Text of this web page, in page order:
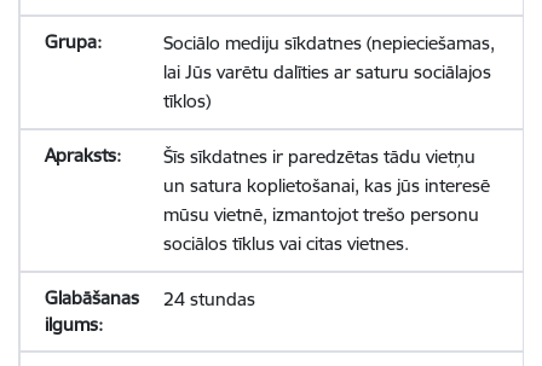
Sociālo mediju sīkdatnes (nepieciešamas,
lai Jūs varētu dalīties ar saturu sociālajos
tīklos)
Šīs sīkdatnes ir paredzētas tādu vietņu
un satura koplietošanai, kas jūs interesē
mūsu vietnē, izmantojot trešo personu
sociālos tīklus vai citas vietnes.
24 stundas